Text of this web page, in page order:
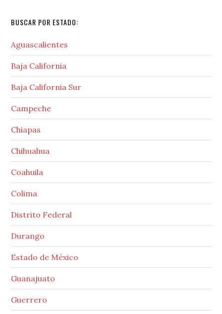
BUSCAR POR ESTADO:
Aguascalientes
Baja California
Baja California Sur
Campeche
Chiapas
Chihuahua
Coahuila
Colima
Distrito Federal
Durango
Estado de México
Guanajuato
Guerrero